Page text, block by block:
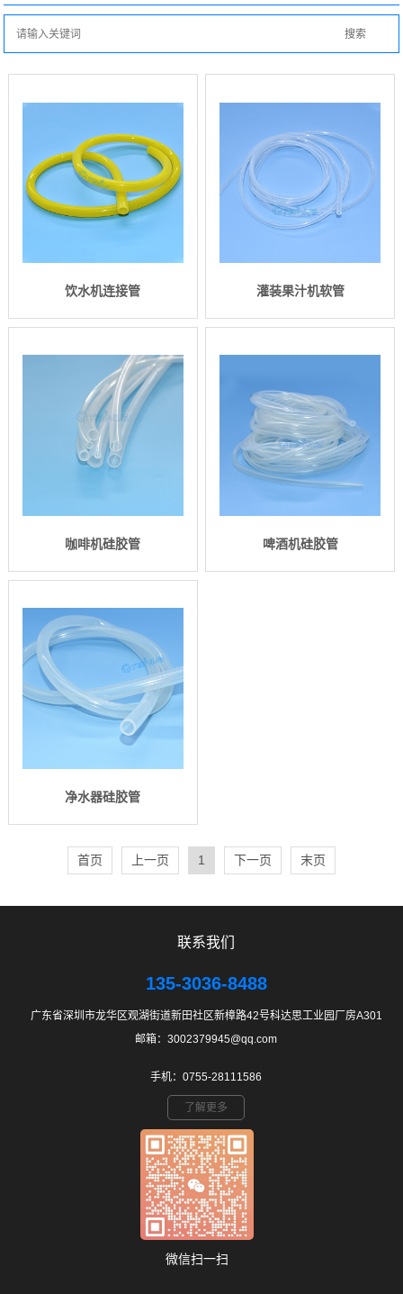
饮水机连接管 灌装果汁机软管
咖啡机硅胶管 啤酒机硅胶管
净水器硅胶管
首页 上一页 1 下一页 末页
联系我们
135-3036-8488
广东省深圳市龙华区观湖街道新田社区新樟路42号科达思工业园厂房A301
邮箱：3002379945@qq.com
手机：0755-28111586
了解更多
微信扫一扫